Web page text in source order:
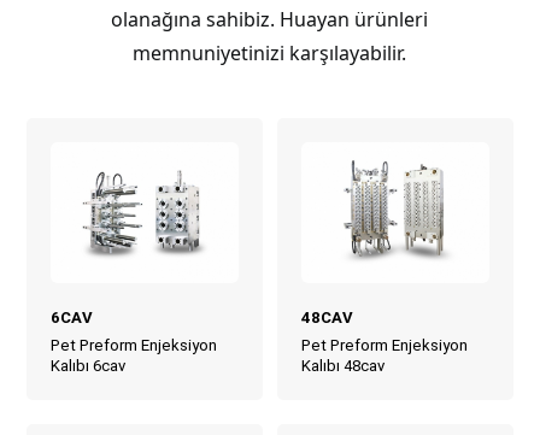
olanağına sahibiz. Huayan ürünleri
memnuniyetinizi karşılayabilir.
6CAV
Pet Preform Enjeksiyon
Kalıbı 6cav
48CAV
Pet Preform Enjeksiyon
Kalıbı 48cav